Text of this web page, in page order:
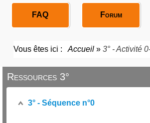
FAQ Forum
Vous êtes ici : Accueil » 3° - Activité
Ressources 3°
3° - Séquence n°0